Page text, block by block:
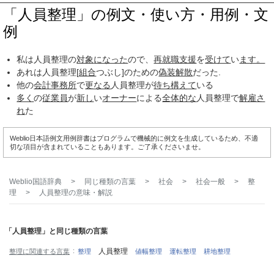
「人員整理」の例文・使い方・用例・文
例
私は人員整理の対象になったので、再就職支援を受けています。
あれは人員整理[組合つぶし]のための偽装解散だった.
他の会計事務所で更なる 人員整理が待ち構えている
多くの従業員が新しいオーナーによる全体的な 人員整理で解雇さ
れた
Weblio日本語例文用例辞書はプログラムで機械的に例文を生成しているため、不適
切な項目が含まれていることもあります。ご了承くださいませ。
Weblio国語辞典 > 同じ種類の言葉 > 社会 > 社会一般 >
整
理
> 人員整理の意味・解説
「人員整理」と同じ種類の言葉
整理に関連する言葉 整理 人員整理 値幅整理 運転整理 耕地整理